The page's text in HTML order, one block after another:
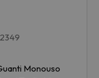
Monouso